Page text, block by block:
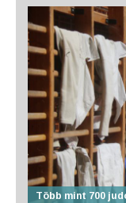
Több mint 700